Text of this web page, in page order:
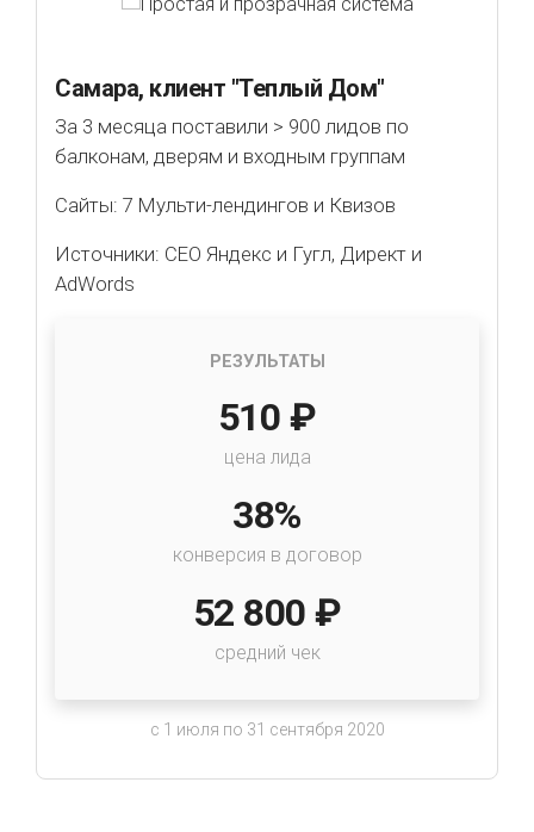
Самара, клиент "Теплый Дом"
За 3 месяца поставили > 900 лидов по
балконам, дверям и входным группам
Сайты: 7 Мульти-лендингов и Квизов
Источники: СЕО Яндекс и Гугл, Директ и
AdWords
РЕЗУЛЬТАТЫ
510 ₽
цена лида
38%
конверсия в договор
52 800 ₽
средний чек
с 1 июля по 31 сентября 2020